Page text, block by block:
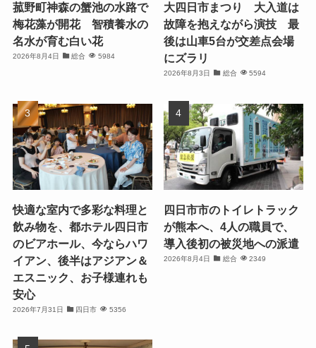
菰野町神森の蟹池の水路で
梅花藻が開花 智積養水の
名水が育む白い花
2026年8月4日 総合 5984
大四日市まつり 大入道は
故障を抱えながら演技 最
後は山車5台が交差点会場
にズラリ
2026年8月3日 総合 5594
快適な室内で多彩な料理と
飲み物を、都ホテル四日市
のビアホール、今ならハワ
イアン、後半はアジアン＆
エスニック、お子様連れも
安心
2026年7月31日 四日市 5356
四日市市のトイレトラック
が熊本へ、4人の職員で、
導入後初の被災地への派遣
2026年8月4日 総合 2349